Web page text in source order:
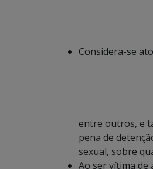
Considera-se
entre outros, e
pena de
sexual, sobre
Ao ser vítima de